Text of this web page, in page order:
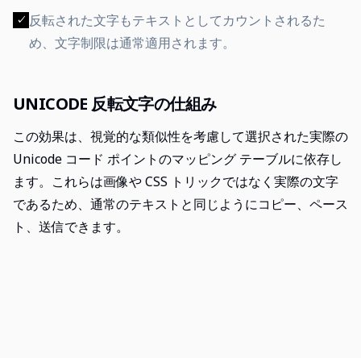
✓ 反転された文字もテキストとしてカウントされるた
め、文字制限は通常適用されます。
UNICODE 反転文字の仕組み
この効果は、視覚的な類似性を考慮して選択された実際の
Unicode コード ポイントのマッピング テーブルに依存し
ます。これらは画像や CSS トリックではなく実際の文字
であるため、通常のテキストと同じようにコピー、ペース
ト、送信できます。